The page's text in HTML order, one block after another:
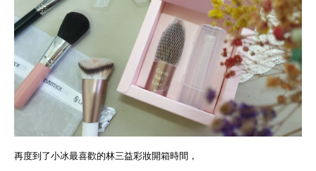
再度到了小冰最喜歡的林三益彩妝開箱時間，